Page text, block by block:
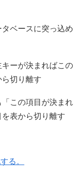
ベースに突っ込め
キーが決まればこの
切り離す
「この項目が決まれ
表から切り離す
る。